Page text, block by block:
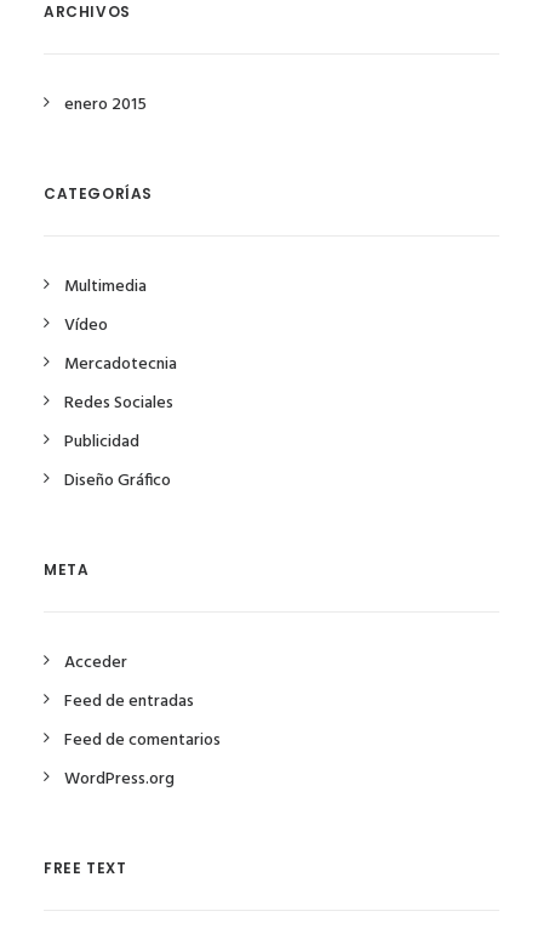
ARCHIVOS
enero 2015
CATEGORÍAS
Multimedia
Vídeo
Mercadotecnia
Redes Sociales
Publicidad
Diseño Gráfico
META
Acceder
Feed de entradas
Feed de comentarios
WordPress.org
FREE TEXT